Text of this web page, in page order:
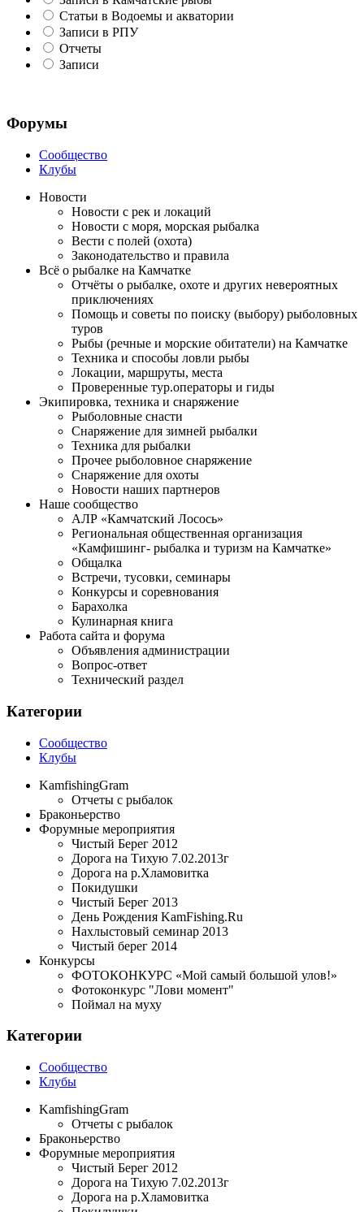
Статьи в Водоемы и акватории
Записи в РПУ
Отчеты
Записи
Форумы
Сообщество
Клубы
Новости
Новости с рек и локаций
Новости с моря, морская рыбалка
Вести с полей (охота)
Законодательство и правила
Всё о рыбалке на Камчатке
Отчёты о рыбалке, охоте и других невероятных
приключениях
Помощь и советы по поиску (выбору) рыболовных
туров
Рыбы (речные и морские обитатели) на Камчатке
Техника и способы ловли рыбы
Локации, маршруты, места
Проверенные тур.операторы и гиды
Экипировка, техника и снаряжение
Рыболовные снасти
Снаряжение для зимней рыбалки
Техника для рыбалки
Прочее рыболовное снаряжение
Снаряжение для охоты
Новости наших партнеров
Наше сообщество
АЛР «Камчатский Лосось»
Региональная общественная организация
«Камфишинг- рыбалка и туризм на Камчатке»
Общалка
Встречи, тусовки, семинары
Конкурсы и соревнования
Барахолка
Кулинарная книга
Работа сайта и форума
Объявления администрации
Вопрос-ответ
Технический раздел
Категории
Сообщество
Клубы
KamfishingGram
Отчеты с рыбалок
Браконьерство
Форумные мероприятия
Чистый Берег 2012
Дорога на Тихую 7.02.2013г
Дорога на р.Хламовитка
Покидушки
Чистый Берег 2013
День Рождения KamFishing.Ru
Нахлыстовый семинар 2013
Чистый берег 2014
Конкурсы
ФОТОКОНКУРС «Мой самый большой улов!»
Фотоконкурс "Лови момент"
Поймал на муху
Категории
Сообщество
Клубы
KamfishingGram
Отчеты с рыбалок
Браконьерство
Форумные мероприятия
Чистый Берег 2012
Дорога на Тихую 7.02.2013г
Дорога на р.Хламовитка